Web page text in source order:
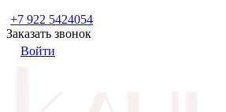
+7 922 5424054
Заказать звонок
Войти